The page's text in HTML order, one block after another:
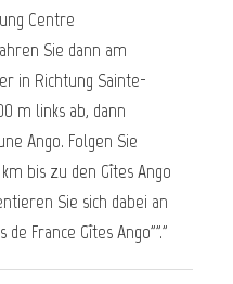
Centre
Sie dann am
in Richtung Sainte-
m links ab, dann
Ango. Folgen Sie
bis zu den Gîtes Ango
Sie sich dabei an
France Gîtes Ango""."